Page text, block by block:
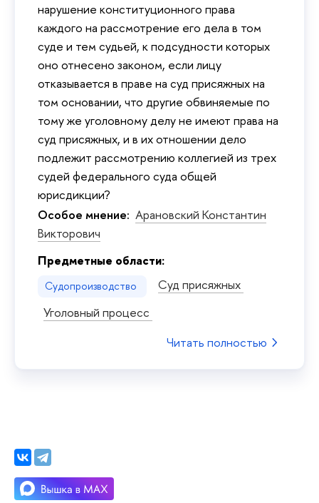
нарушение конституционного права
каждого на рассмотрение его дела в том
суде и тем судьей, к подсудности которых
оно отнесено законом, если лицу
отказывается в праве на суд присяжных на
том основании, что другие обвиняемые по
тому же уголовному делу не имеют права на
суд присяжных, и в их отношении дело
подлежит рассмотрению коллегией из трех
судей федерального суда общей
юрисдикции?
Особое мнение: Арановский Константин
Викторович
Предметные области:
Судопроизводство
Суд присяжных
Уголовный процесс
Читать полностью